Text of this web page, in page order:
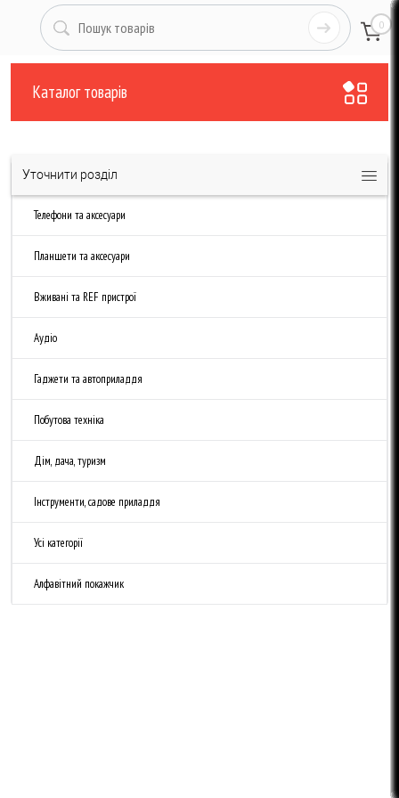
0
Каталог товарів
Уточнити розділ
Телефони та аксесуари
Планшети та аксесуари
Вживані та REF пристрої
Аудіо
Гаджети та автоприладдя
Побутова техніка
Дім, дача, туризм
Інструменти, садове приладдя
Усі категорії
Алфавітний покажчик